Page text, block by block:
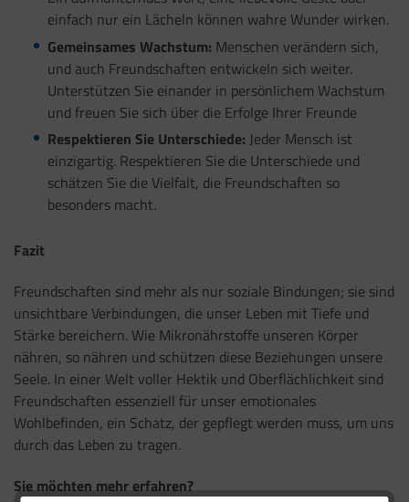
einfach nur ein Lächeln können wahre Wunder wirken.
Gemeinsames Wachstum: Menschen verändern sich,
und auch Freundschaften entwickeln sich weiter.
Unterstützen Sie einander in persönlichem Wachstum
und freuen Sie sich über die Erfolge Ihrer Freunde
Respektieren Sie Unterschiede: Jeder Mensch ist
einzigartig. Respektieren Sie die Unterschiede und
schätzen Sie die Vielfalt, die Freundschaften so
besonders macht.
Fazit
Freundschaften sind mehr als nur soziale Bindungen; sie sind
unsichtbare Verbindungen, die unser Leben mit Tiefe und
Stärke bereichern. Wie Mikronährstoffe unseren Körper
nähren, so nähren und schützen diese Beziehungen unsere
Seele. In einer Welt voller Hektik und Oberflächlichkeit sind
Freundschaften essenziell für unser emotionales
Wohlbefinden, ein Schatz, der gepflegt werden muss, um uns
durch das Leben zu tragen.
Sie möchten mehr erfahren?